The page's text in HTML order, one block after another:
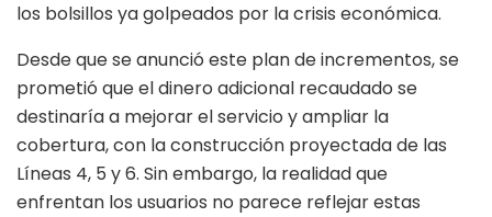
los bolsillos ya golpeados por la crisis económica.
Desde que se anunció este plan de incrementos, se
prometió que el dinero adicional recaudado se
destinaría a mejorar el servicio y ampliar la
cobertura, con la construcción proyectada de las
Líneas 4, 5 y 6. Sin embargo, la realidad que
enfrentan los usuarios no parece reflejar estas